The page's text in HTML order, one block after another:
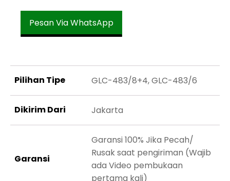
Pesan Via WhatsApp
Pilihan Tipe GLC-483/8+4, GLC-483/6
Dikirim Dari Jakarta
Garansi
Garansi 100% Jika Pecah/
Rusak saat pengiriman (Wajib
ada Video pembukaan
pertama kali)